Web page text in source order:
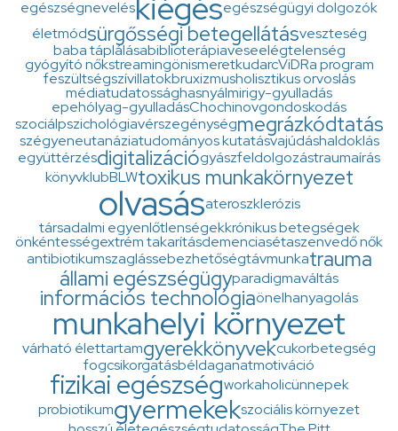
egészségnevelés
egészségügyi dolgozók
életmódsürgősségi betegellátásveszteség
baba táplálásabiblioterápiaveseelégtelenség
gyógyító nőkstreamingönismeretkudarcViDRa program
feszültségszívillatokbruxizmusholisztikus orvoslás
médiatudatossághasnyálmirigy-gyulladás
epehólyag-gyulladásChochinovgondoskodás
szociálpszichológiavérszegénységmegrázkódtatás
szégyeneutanáziatudományos kutatásvajúdáshaldoklás
együttérzésdigitalizációgyászfeldolgozástraumaírás
könyvklubBLWtoxikus munkakörnyezet
olvasásateroszklerózis
társadalmi egyenlőtlenségekkrónikus betegségek
önkéntességextrém takarításdemenciasétaszenvedő nők
antibiotikumszaglássebezhetőségtávmunkatrauma
állami egészségügyparadigmaváltás
információs technológiaönelhanyagolás
munkahelyi környezet
várható élettartamgyerekkönyvekcukorbetegség
fogcsikorgatásbéldaganatmotiváció
fizikai egészségworkaholicünnepek
probiotikumgyermekekszociális környezet